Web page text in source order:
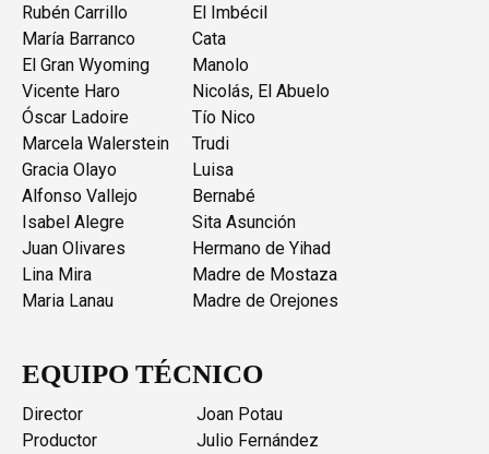
Rubén Carrillo
El Imbécil
María Barranco
Cata
El Gran Wyoming
Manolo
Vicente Haro
Nicolás, El Abuelo
Óscar Ladoire
Tío Nico
Marcela Walerstein
Trudi
Gracia Olayo
Luisa
Alfonso Vallejo
Bernabé
Isabel Alegre
Sita Asunción
Juan Olivares
Hermano de Yihad
Lina Mira
Madre de Mostaza
Maria Lanau
Madre de Orejones
EQUIPO TÉCNICO
Director
Joan Potau
Productor
Julio Fernández